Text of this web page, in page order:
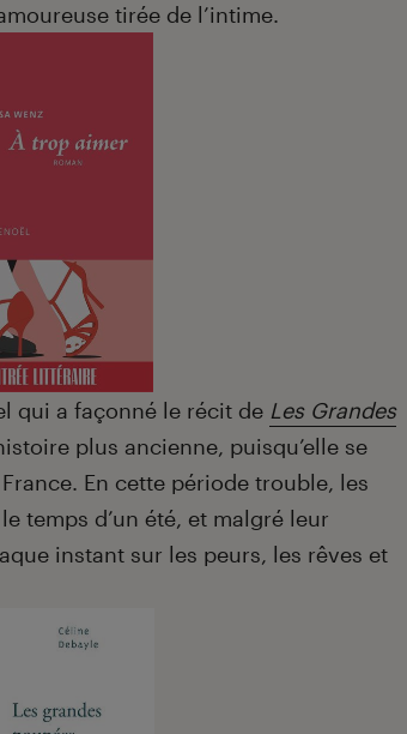
tirée de l’intime.
qui a façonné le récit de Les Grandes
plus ancienne, puisqu’elle se
En cette période trouble, les
temps d’un été, et malgré leur
instant sur les peurs, les rêves et